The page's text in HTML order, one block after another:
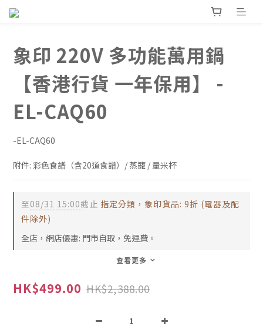
象印 220V 多功能萬用鍋
【香港行貨 一年保用】 -
EL-CAQ60
-EL-CAQ60
附件: 彩色食譜（含20道食譜）/ 蒸籠 / 量米杯
至08/31 15:00截止 指定分類，象印貨品: 9折 (電器及配
件除外)
全店，網店優惠: 門市自取，免運費。
查看更多
HK$499.00 HK$2,388.00